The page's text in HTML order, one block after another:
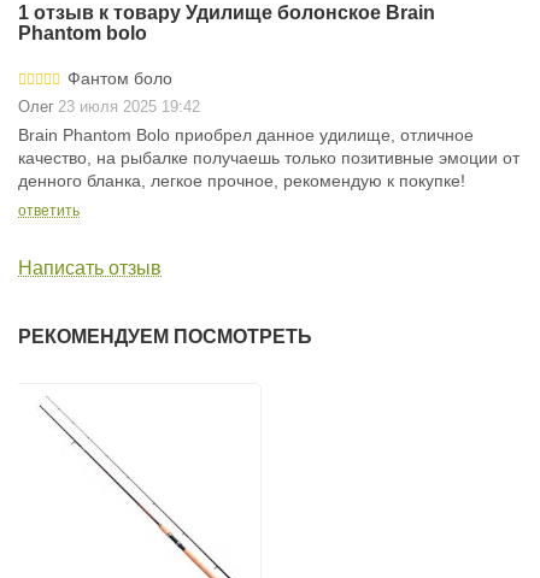
1 отзыв к товару Удилище болонское Brain
Phantom bolo
Фантом боло
Олег 23 июля 2025 19:42
Brain Phantom Bolo приобрел данное удилище, отличное
качество, на рыбалке получаешь только позитивные эмоции от
денного бланка, легкое прочное, рекомендую к покупке!
ответить
Написать отзыв
РЕКОМЕНДУЕМ ПОСМОТРЕТЬ